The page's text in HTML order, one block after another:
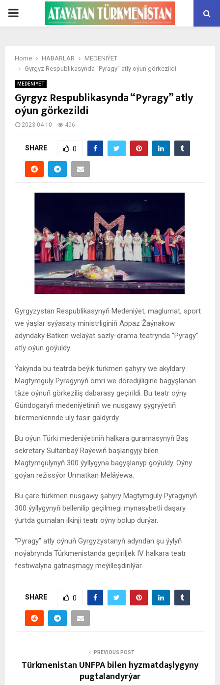
PRIMARY
Home HABARLAR
MEDENIÝET
Gyrgyz Respublikasynda “Pyragy” atly oýun görkezildi
MEDENIÝET
Gyrgyz Respublikasynda “Pyragy” atly
oýun görkezildi
2023-04-10 406
SHARE 0
Gyrgyzystan Respublikasynyň Medeniýet, maglumat, sport
we ýaşlar syýasaty ministrliginiň Appaz Žaýnakow
adyndaky Batken welaýat sazly-drama teatrynda “Pyragy”
atly oýun goýuldy.
Ýakynda bu teatrda beýik türkmen şahyry we akyldary
Magtymguly Pyragynyň ömri we döredijiligine bagyşlanan
täze oýnuň görkeziliş dabarasy geçirildi. Bu teatr oýny
Gündogaryň medeniýetiniň we nusgawy şygryýetiň
bilermenlerinde uly täsir galdyrdy.
Bu oýun Türki medeniýetiniň halkara guramasynyň Baş
sekretary Sultanbaý Raýewiň başlangyjy bilen
Magtymgulynyň 300 ýyllygyna bagyşlanyp goýuldy. Oýny
goýan režissýor Urmatkan Meläýewa.
Bu çäre türkmen nusgawy şahyry Magtymguly Pyragynyň
300 ýyllygynyň bellenilip geçilmegi mynasybetli daşary
ýurtda gurnalan ilkinji teatr oýny bolup durýar.
“Pyragy” atly oýnuň Gyrgyzystanyň adyndan şu ýylyň
noýabrynda Türkmenistanda geçiriljek IV halkara teatr
festiwalyna gatnaşmagy meýilleşdirilýär.
SHARE 0
PREVIOUS POST
Türkmenistan UNFPA bilen hyzmatdaşlygyny
pugtalandyrýar